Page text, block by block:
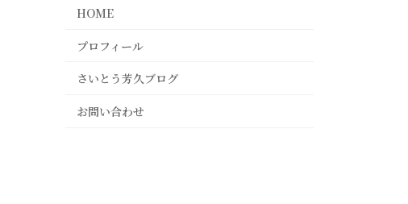
HOME
プロフィール
さいとう芳久ブログ
お問い合わせ